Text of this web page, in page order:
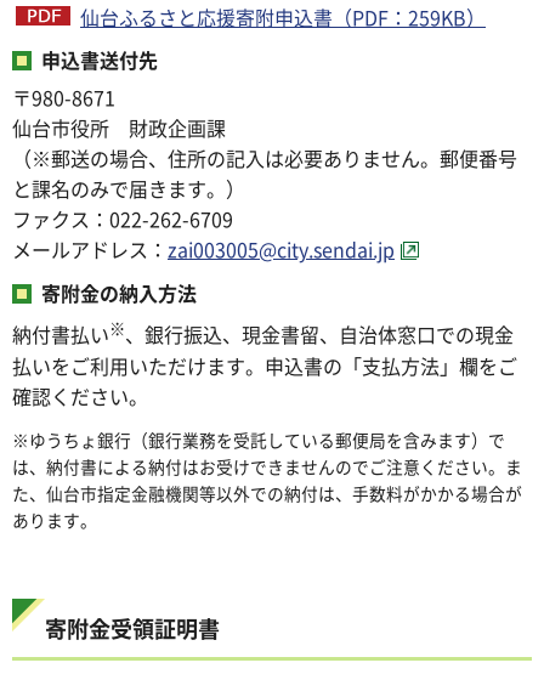
仙台ふるさと応援寄附申込書（PDF：259KB）
申込書送付先
〒980-8671
仙台市役所 財政企画課
（※郵送の場合、住所の記入は必要ありません。郵便番号
と課名のみで届きます。）
ファクス：022-262-6709
メールアドレス： zai003005@city.sendai.jp
寄附金の納入方法
納付書払い※、銀行振込、現金書留、自治体窓口での現金
払いをご利用いただけます。申込書の「支払方法」欄をご
確認ください。
※ゆうちょ銀行（銀行業務を受託している郵便局を含みます）で
は、納付書による納付はお受けできませんのでご注意ください。ま
た、仙台市指定金融機関等以外での納付は、手数料がかかる場合が
あります。
寄附金受領証明書